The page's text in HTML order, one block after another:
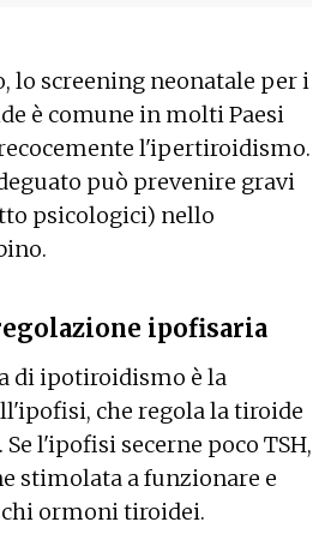
lo screening neonatale per i
è comune in molti Paesi
l'ipertiroidismo.
può prevenire gravi
psicologici) nello
ipofisaria
di ipotiroidismo è la
che regola la tiroide
l'ipofisi secerne poco TSH,
stimolata a funzionare e
ormoni tiroidei.